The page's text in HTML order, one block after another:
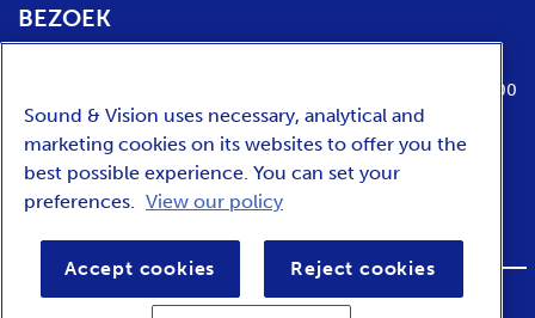
BEZOEK
1217 WE Hilversum
dinsdag t/m zondag van 10:00 tot 17:00
ENGLISH
FOOTER
Privacy Toegankelijkheid Voorwaarden
Sound & Vision uses necessary, analytical and
marketing cookies on its websites to offer you the
best possible experience. You can set your
preferences. View our policy
Accept cookies Reject cookies